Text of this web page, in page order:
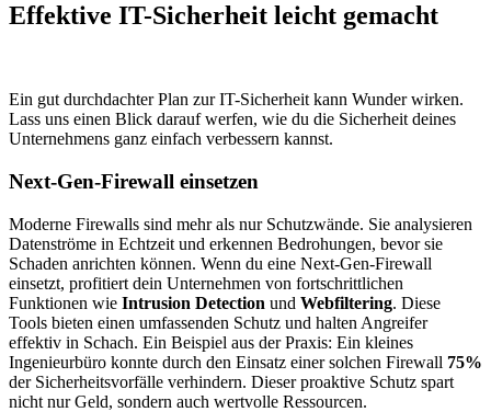
Effektive IT-Sicherheit leicht gemacht
Ein gut durchdachter Plan zur IT-Sicherheit kann Wunder wirken.
Lass uns einen Blick darauf werfen, wie du die Sicherheit deines
Unternehmens ganz einfach verbessern kannst.
Next-Gen-Firewall einsetzen
Moderne Firewalls sind mehr als nur Schutzwände. Sie analysieren
Datenströme in Echtzeit und erkennen Bedrohungen, bevor sie
Schaden anrichten können. Wenn du eine Next-Gen-Firewall
einsetzt, profitiert dein Unternehmen von fortschrittlichen
Funktionen wie Intrusion Detection und Webfiltering. Diese
Tools bieten einen umfassenden Schutz und halten Angreifer
effektiv in Schach. Ein Beispiel aus der Praxis: Ein kleines
Ingenieurbüro konnte durch den Einsatz einer solchen Firewall 75%
der Sicherheitsvorfälle verhindern. Dieser proaktive Schutz spart
nicht nur Geld, sondern auch wertvolle Ressourcen.